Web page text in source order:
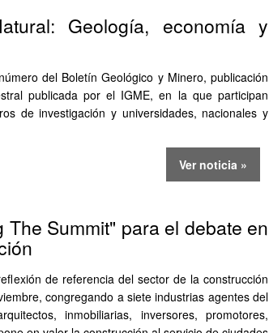
Geología, economía y
del Boletín Geológico y Minero, publicación
publicada por el IGME, en la que participan
de investigación y universidades, nacionales y
Ver noticia »
Summit" para el debate en
de referencia del sector de la construcción
congregando a siete industrias agentes del
inmobiliarias, inversores, promotores,